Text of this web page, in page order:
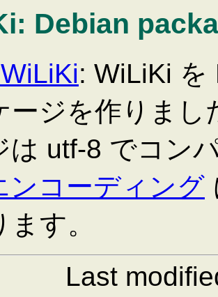
Debian
: WiLiKi を
ージを作りまし
は utf-8 でコン
ンコーディング
す。
Last